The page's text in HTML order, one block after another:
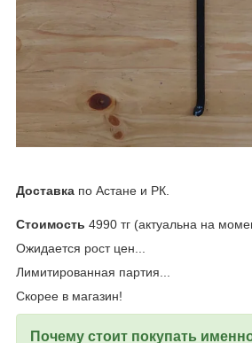
Доставка по Астане и РК.
Стоимость 4990 тг (актуальна на
Ожидается рост цен...
Лимитированная партия...
Скорее в магазин!
Почему стоит покупать